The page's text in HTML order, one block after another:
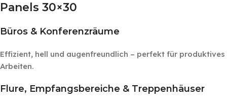
Panels 30×30
Büros & Konferenzräume
Effizient, hell und augenfreundlich – perfekt für produktives
Arbeiten.
Flure, Empfangsbereiche & Treppenhäuser